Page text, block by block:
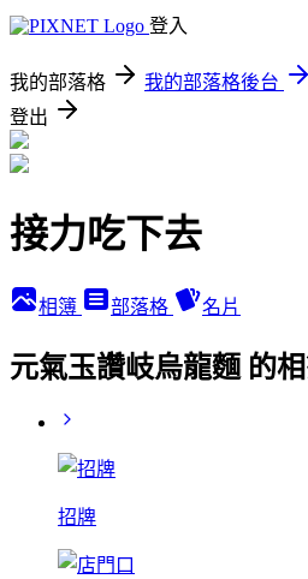
登入
我的部落格 我的部落格後台
登出
接力吃下去
相簿 部落格 名片
元氣玉讚岐烏龍麵 的
招牌